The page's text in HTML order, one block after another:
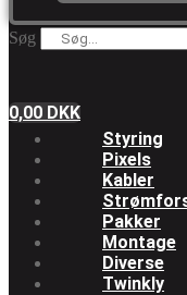
Søg
0,00 DKK
Styring
Pixels
Kabler
Pakker
Montage
Diverse
Twinkly